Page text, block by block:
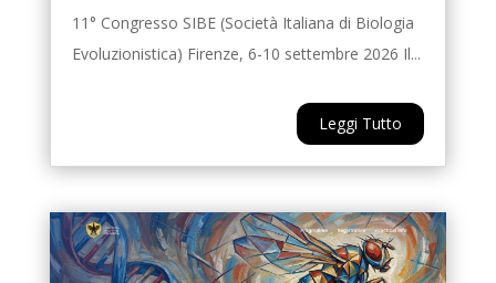
11° Congresso SIBE (Società Italiana di Biologia
Evoluzionistica) Firenze, 6-10 settembre 2026 Il...
Leggi Tutto